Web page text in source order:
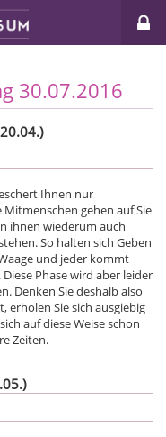
30.07.2016
Ihnen nur
Mitmenschen gehen auf Sie
ihnen wiederum auch
So halten sich Geben
und jeder kommt
Phase wird aber leider
Denken Sie deshalb also
erholen Sie sich ausgiebig
auf diese Weise schon
Zeiten.